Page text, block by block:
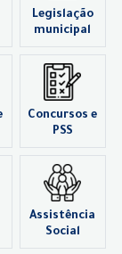
Legislação
municipal
Concursos e
PSS
Assistência
Social